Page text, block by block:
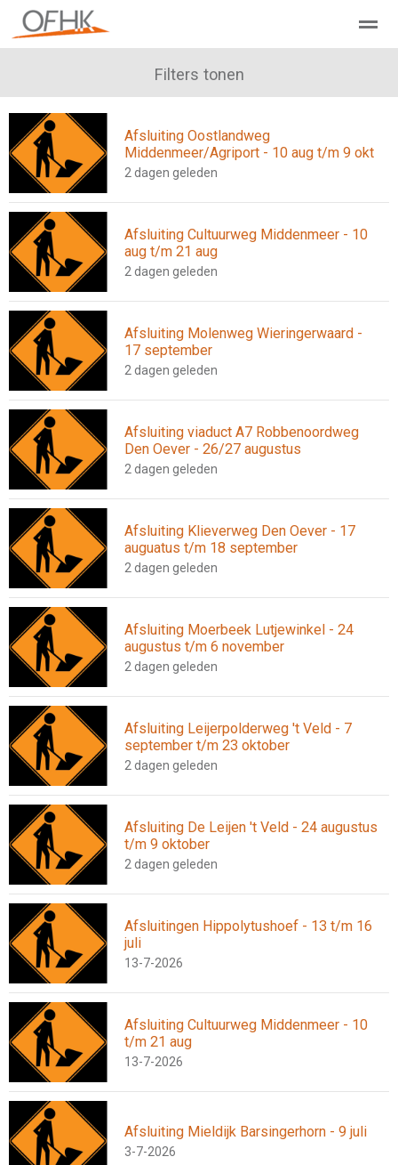
Ondernemers Federatie Hollands Kroon
Home Zoeken Nieuws
Filters tonen
Afsluiting Oostlandweg
Middenmeer/Agriport - 10 aug t/m 9 okt
2 dagen geleden
Afsluiting Cultuurweg Middenmeer - 10
aug t/m 21 aug
2 dagen geleden
Afsluiting Molenweg Wieringerwaard -
17 september
2 dagen geleden
Afsluiting viaduct A7 Robbenoordweg
Den Oever - 26/27 augustus
2 dagen geleden
Afsluiting Klieverweg Den Oever - 17
auguatus t/m 18 september
2 dagen geleden
Afsluiting Moerbeek Lutjewinkel - 24
augustus t/m 6 november
2 dagen geleden
Afsluiting Leijerpolderweg 't Veld - 7
september t/m 23 oktober
2 dagen geleden
Afsluiting De Leijen 't Veld - 24 augustus
t/m 9 oktober
2 dagen geleden
Afsluitingen Hippolytushoef - 13 t/m 16
juli
13-7-2026
Afsluiting Cultuurweg Middenmeer - 10
t/m 21 aug
13-7-2026
Afsluiting Mieldijk Barsingerhorn - 9 juli
3-7-2026